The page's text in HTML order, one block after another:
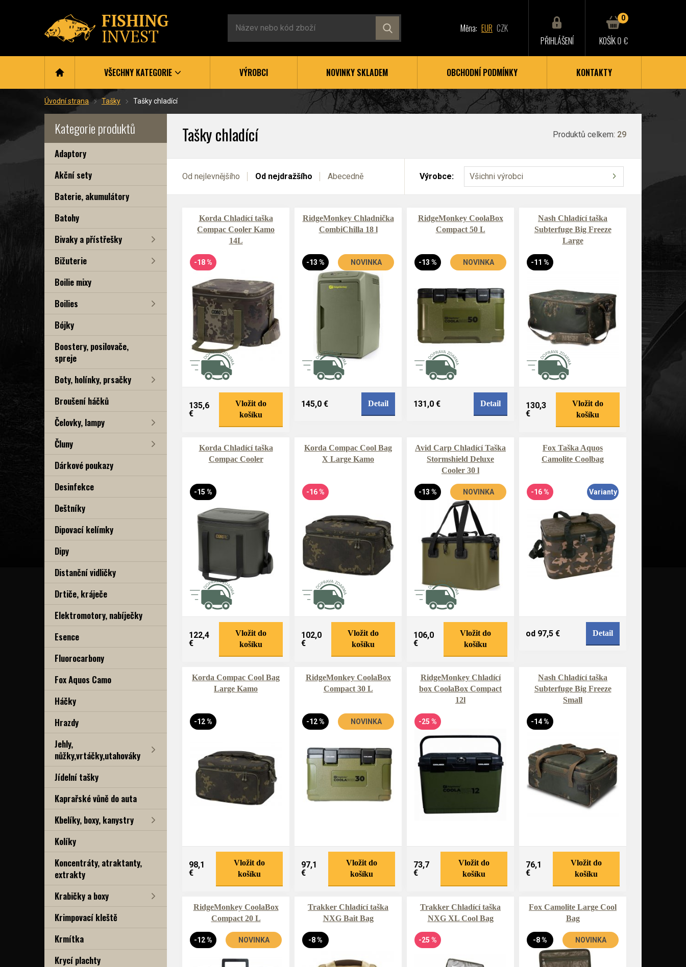
Měna: EUR CZK
PŘIHLÁŠENÍ
0
KOŠÍK0 €
VŠECHNY KATEGORIE VÝROBCI NOVINKY SKLADEM OBCHODNÍ PODMÍNKY KONTAKTY
Úvodní strana Tašky Tašky chladící
Kategorie produktů
Adaptory
Akční sety
Baterie, akumulátory
Batohy
Bivaky a přístřešky
Bižuterie
Boilie mixy
Boilies
Bójky
Boostery, posilovače,
spreje
Boty, holínky, prsačky
Broušení háčků
Čelovky, lampy
Čluny
Dárkové poukazy
Desinfekce
Deštníky
Dipovací kelímky
Dipy
Distanční vidličky
Drtiče, kráječe
Elektromotory, nabíječky
Esence
Fluorocarbony
Fox Aquos Camo
Háčky
Hrazdy
Jehly,
nůžky,vrtáčky,utahováky
Jídelní tašky
Kaprařské vůně do auta
Kbelíky, boxy, kanystry
Kolíky
Koncentráty, atraktanty,
extrakty
Krabičky a boxy
Krimpovací kleště
Krmítka
Krycí plachty
Tašky chladící Produktů celkem: 29
Od nejlevnějšího Od nejdražšího Abecedně Výrobce: Všichni výrobci
Korda Chladící taška
Compac Cooler Kamo
14L
-18 %
135,6
€
Vložit do
košíku
RidgeMonkey Chladnička
CombiChilla 18 l
-13 % NOVINKA
145,0 € Detail
RidgeMonkey CoolaBox
Compact 50 L
-13 % NOVINKA
131,0 € Detail
Nash Chladící taška
Subterfuge Big Freeze
Large
-11 %
130,3
€
Vložit do
košíku
Korda Chladící taška
Compac Cooler
-15 %
122,4
€
Vložit do
košíku
Korda Compac Cool Bag
X Large Kamo
-16 %
102,0
€
Vložit do
košíku
Avid Carp Chladící Taška
Stormshield Deluxe
Cooler 30 l
-13 % NOVINKA
106,0
€
Vložit do
košíku
Fox Taška Aquos
Camolite Coolbag
-16 % Varianty
od 97,5 € Detail
Korda Compac Cool Bag
Large Kamo
-12 %
98,1
€
Vložit do
košíku
RidgeMonkey CoolaBox
Compact 30 L
-12 % NOVINKA
97,1
€
Vložit do
košíku
RidgeMonkey Chladící
box CoolaBox Compact
12l
-25 %
73,7
€
Vložit do
košíku
Nash Chladící taška
Subterfuge Big Freeze
Small
-14 %
76,1
€
Vložit do
košíku
RidgeMonkey CoolaBox
Compact 20 L
-12 % NOVINKA
Trakker Chladící taška
NXG Bait Bag
-8 %
Trakker Chladící taška
NXG XL Cool Bag
-25 %
Fox Camolite Large Cool
Bag
-8 % NOVINKA